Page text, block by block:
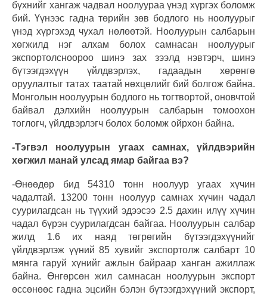
бүхнийг хангаж чадвал ноолуураа үнэд хүргэх боломж
бий. Үүнээс гадна төрийн зөв бодлого нь ноолуурыг
үнэд хүргэхэд чухал нөлөөтэй. Ноолуурын салбарын
хөгжилд нэг алхам болох самнасан ноолуурыг
экспортолсноороо шинэ зах зээлд нэвтэрч, шинэ
бүтээгдэхүүн үйлдвэрлэх, гадаадын хөрөнгө
оруулалтыг татах таатай нөхцөлийг бий болгож байна.
Монголын ноолуурын бодлого нь тогтвортой, оновчтой
байвал дэлхийн ноолуурын салбарын томоохон
тоглогч, үйлдвэрлэгч болох боломж ойрхон байна.
-Тэгвэл ноолуурын угаах самнах, үйлдвэрийн
хөгжил манай улсад ямар байгаа вэ?
-Өнөөдөр бид 54310 тонн ноолуур угаах хүчин
чадалтай. 13200 тонн ноолуур самнах хүчин чадал
суурилагдсан нь түүхий эдээсээ 2.5 дахин илүү хүчин
чадал бүрэн суурилагдсан байгаа. Ноолуурын салбар
жилд 1.6 их наяд төгрөгийн бүтээгдэхүүнийг
үйлдвэрлэж үүний 85 хувийг экспортолж салбарт 10
мянга гаруй хүнийг ажлын байраар ханган ажиллаж
байна. Өнгөрсөн жил самнасан ноолуурын экспорт
өссөнөөс гадна эцсийн бэлэн бүтээгдэхүүний экспорт,